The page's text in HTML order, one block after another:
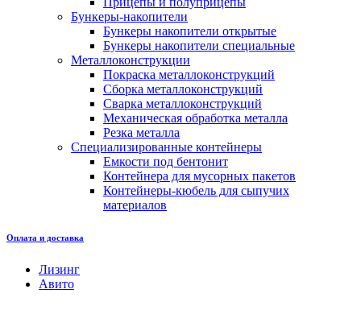
Бункеры-накопители
Бункеры накопители открытые
Бункеры накопители специальные
Металлоконструкции
Покраска металлоконструкций
Сборка металлоконструкций
Сварка металлоконструкций
Механическая обработка металла
Резка металла
Специализированные контейнеры
Емкости под бентонит
Контейнера для мусорных пакетов
Контейнеры-кюбель для сыпучих
материалов
Оплата и доставка
Лизинг
Авито